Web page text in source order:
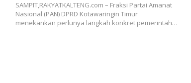
SAMPIT,RAKYATKALTENG.com – Fraksi Partai Amanat
Nasional (PAN) DPRD Kotawaringin Timur
menekankan perlunya langkah konkret pemerintah…